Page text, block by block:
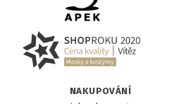
NAKUPOVÁNÍ